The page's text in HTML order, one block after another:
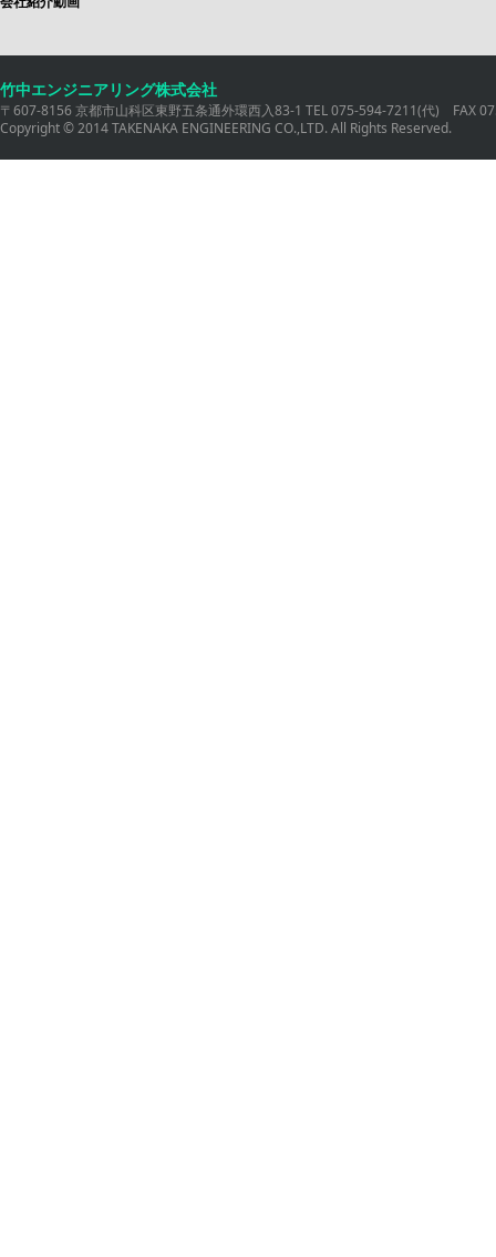
竹中エンジニアリング株式会社
〒607-8156 京都市山科区東野五条通外環西入83-1 TEL 075-594-7211(代) FAX
Copyright © 2014 TAKENAKA ENGINEERING CO.,LTD. All Rights Reserved.